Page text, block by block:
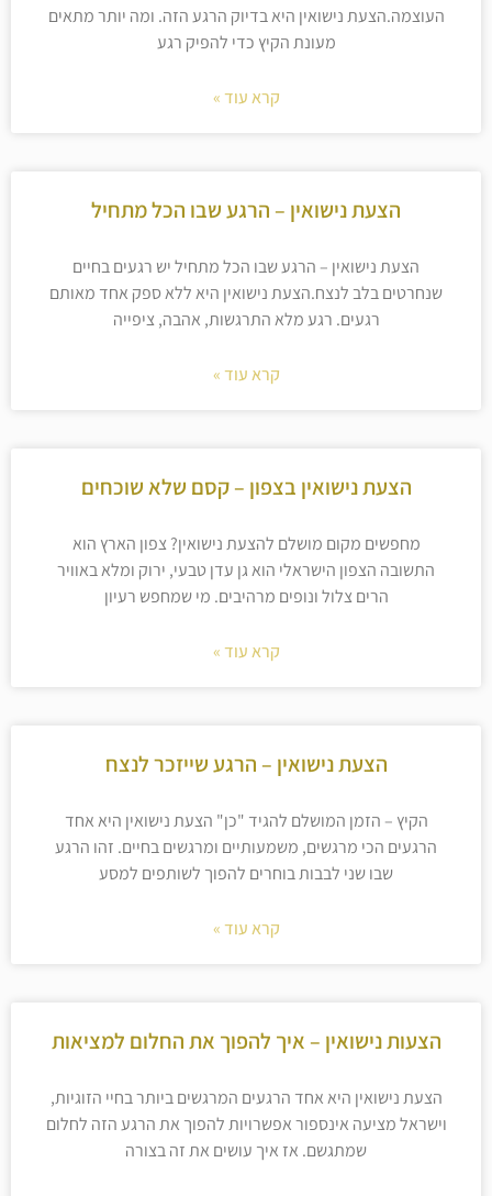
העוצמה.הצעת נישואין היא בדיוק הרגע הזה. ומה יותר מתאים
מעונת הקיץ כדי להפיק רגע
קרא עוד »
הצעת נישואין – הרגע שבו הכל מתחיל
הצעת נישואין – הרגע שבו הכל מתחיל יש רגעים בחיים
שנחרטים בלב לנצח.הצעת נישואין היא ללא ספק אחד מאותם
רגעים. רגע מלא התרגשות, אהבה, ציפייה
קרא עוד »
הצעת נישואין בצפון – קסם שלא שוכחים
מחפשים מקום מושלם להצעת נישואין? צפון הארץ הוא
התשובה הצפון הישראלי הוא גן עדן טבעי, ירוק ומלא באוויר
הרים צלול ונופים מרהיבים. מי שמחפש רעיון
קרא עוד »
הצעת נישואין – הרגע שייזכר לנצח
הקיץ – הזמן המושלם להגיד "כן" הצעת נישואין היא אחד
הרגעים הכי מרגשים, משמעותיים ומרגשים בחיים. זהו הרגע
שבו שני לבבות בוחרים להפוך לשותפים למסע
קרא עוד »
הצעות נישואין – איך להפוך את החלום למציאות
הצעת נישואין היא אחד הרגעים המרגשים ביותר בחיי הזוגיות,
וישראל מציעה אינספור אפשרויות להפוך את הרגע הזה לחלום
שמתגשם. אז איך עושים את זה בצורה